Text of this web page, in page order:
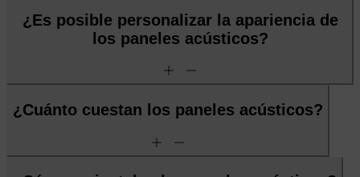
sonará mal en una habitación no adaptada.
¿Es posible personalizar la apariencia de
los paneles acústicos?
add remove
¿Cuánto cuestan los paneles acústicos?
add remove